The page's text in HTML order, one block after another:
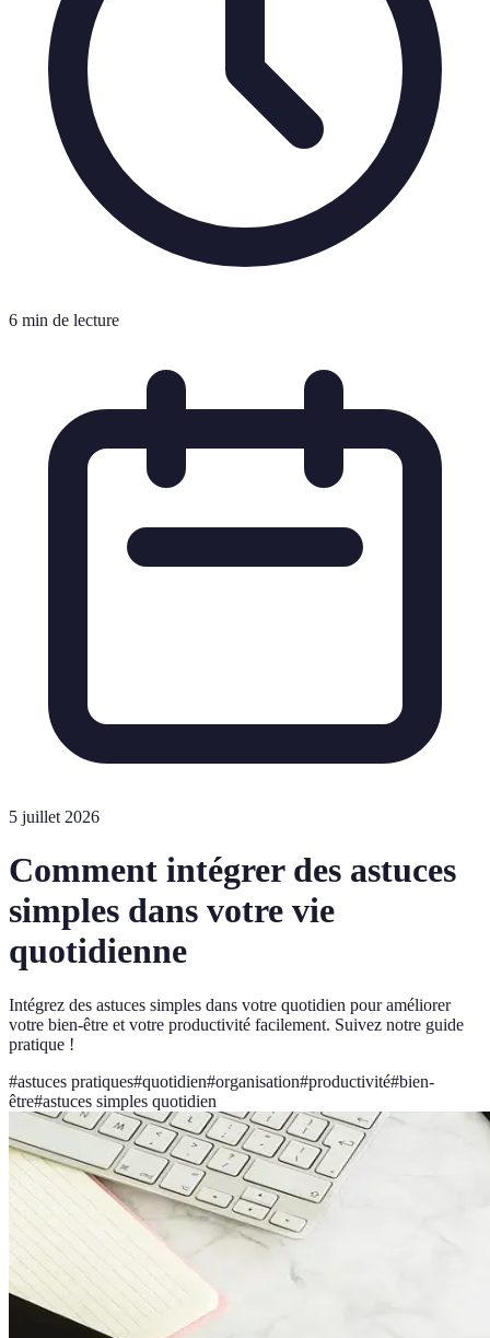
6 min de lecture
5 juillet 2026
Comment intégrer des astuces
simples dans votre vie
quotidienne
Intégrez des astuces simples dans votre quotidien pour améliorer
votre bien-être et votre productivité facilement. Suivez notre guide
pratique !
#astuces pratiques#quotidien#organisation#productivité#bien-
être#astuces simples quotidien